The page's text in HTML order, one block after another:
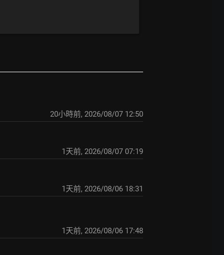
20小時前, 2026/08/07 12:50
1天前, 2026/08/07 07:19
1天前, 2026/08/06 18:31
1天前, 2026/08/06 17:48